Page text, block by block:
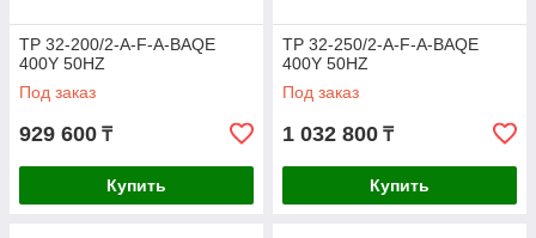
TP 32-200/2-A-F-A-BAQE
400Y 50HZ
Под заказ
929 600 ₸
Купить
TP 32-250/2-A-F-A-BAQE
400Y 50HZ
Под заказ
1 032 800 ₸
Купить